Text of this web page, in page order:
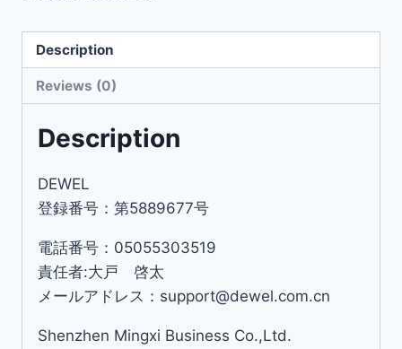
Description
Reviews (0)
Description
DEWEL
登録番号：第5889677号
電話番号：05055303519
責任者:大戸 啓太
メールアドレス：support@dewel.com.cn
Shenzhen Mingxi Business Co.,Ltd.